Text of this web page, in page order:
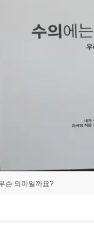
슨 의미일까요?